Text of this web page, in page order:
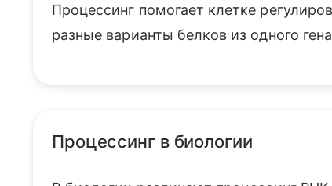
Процессинг помогает клетке
разные варианты белков из одного
Процессинг в биологии